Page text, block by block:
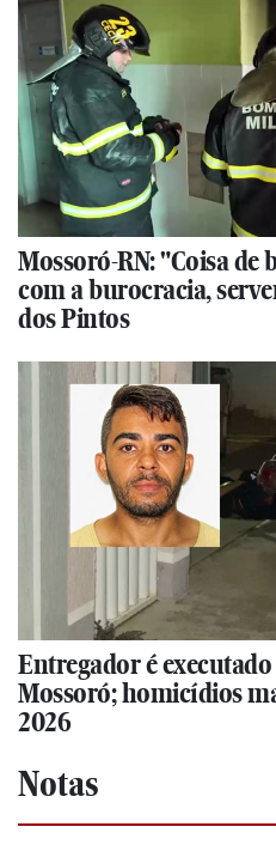
Mossoró-RN: "Coisa de
com a burocracia,
dos Pintos
Entregador é
Mossoró; homicídios
2026
Notas